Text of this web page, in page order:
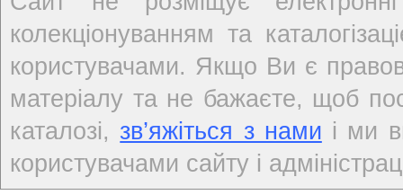
колекціонуванням та
користувачами. Якщо Ви є
матеріалу та не бажаєте, щоб
каталозі,зв’яжіться з нами і ми
користувачами сайту і